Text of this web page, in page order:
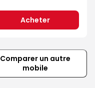
Acheter
Comparer un autre
mobile